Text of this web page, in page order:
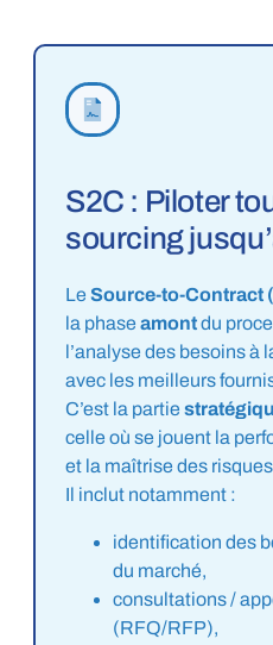
S2C : Piloter
sourcing
Le Source-to-Contract
la phase amontdu
l’analyse des besoins à
avec les meilleurs
C’est la partie
celle où se jouent la
et la maîtrise des
Il inclut notamment :
identification des
du marché,
consultations /
(RFQ/RFP),